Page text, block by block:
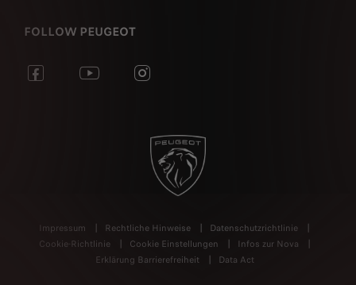
FOLLOW PEUGEOT
Impressum Rechtliche Hinweise
Datenschutzrichtlinie
Cookie-Richtlinie
Cookie Einstellungen
Infos zur Nova
Erklärung Barrierefreiheit
Data Act